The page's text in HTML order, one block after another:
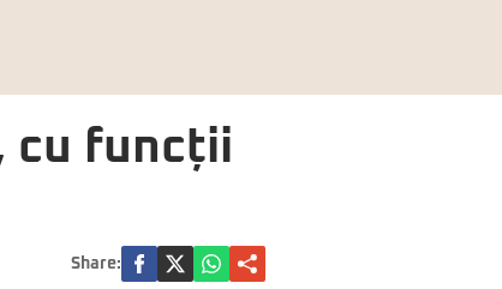
cu funcții
Share: